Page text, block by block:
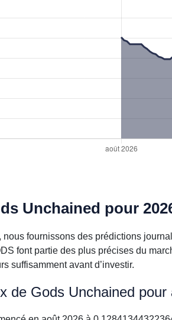
Unchained pour
fournissons des prédictions
font partie des plus précises du
suffisamment avant d’investir.
de Gods Unchained pour